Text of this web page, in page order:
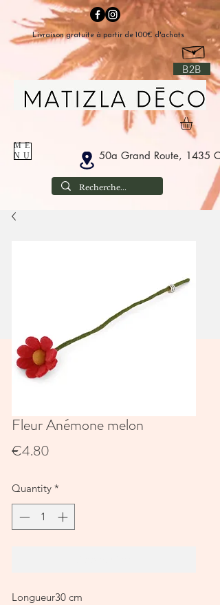
B2B
50a Grand Route, 1435
ME
NU
Livraison gratuite à partir de 100€ d'achats
Fleur Anémone melon
€4.80
Quantity *
Longueur30 cm